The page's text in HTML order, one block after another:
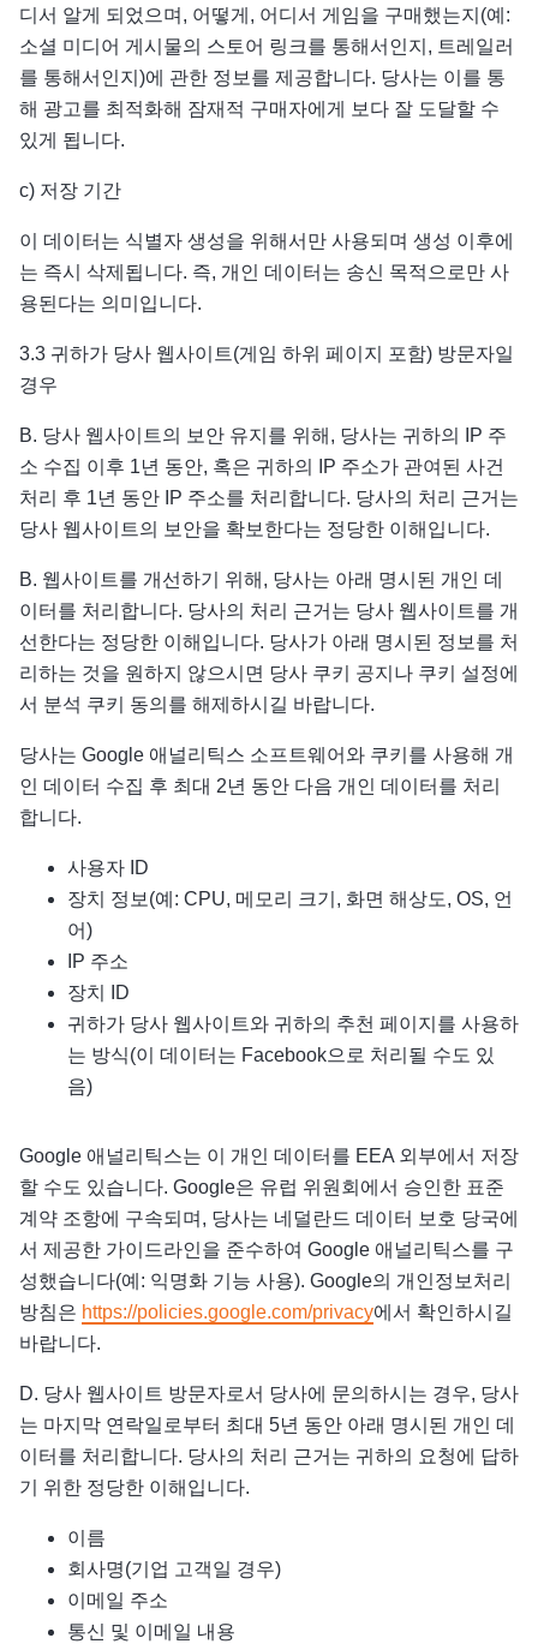
디서 알게 되었으며, 어떻게, 어디서 게임을 구매했는지(예:
소셜 미디어 게시물의 스토어 링크를 통해서인지, 트레일러
를 통해서인지)에 관한 정보를 제공합니다. 당사는 이를 통
해 광고를 최적화해 잠재적 구매자에게 보다 잘 도달할 수
있게 됩니다.
c) 저장 기간
이 데이터는 식별자 생성을 위해서만 사용되며 생성 이후에
는 즉시 삭제됩니다. 즉, 개인 데이터는 송신 목적으로만 사
용된다는 의미입니다.
3.3 귀하가 당사 웹사이트(게임 하위 페이지 포함) 방문자일
경우
B. 당사 웹사이트의 보안 유지를 위해, 당사는 귀하의 IP 주
소 수집 이후 1년 동안, 혹은 귀하의 IP 주소가 관여된 사건
처리 후 1년 동안 IP 주소를 처리합니다. 당사의 처리 근거는
당사 웹사이트의 보안을 확보한다는 정당한 이해입니다.
B. 웹사이트를 개선하기 위해, 당사는 아래 명시된 개인 데
이터를 처리합니다. 당사의 처리 근거는 당사 웹사이트를 개
선한다는 정당한 이해입니다. 당사가 아래 명시된 정보를 처
리하는 것을 원하지 않으시면 당사 쿠키 공지나 쿠키 설정에
서 분석 쿠키 동의를 해제하시길 바랍니다.
당사는 Google 애널리틱스 소프트웨어와 쿠키를 사용해 개
인 데이터 수집 후 최대 2년 동안 다음 개인 데이터를 처리
합니다.
사용자 ID
장치 정보(예: CPU, 메모리 크기, 화면 해상도, OS, 언
어)
IP 주소
장치 ID
귀하가 당사 웹사이트와 귀하의 추천 페이지를 사용하
는 방식(이 데이터는 Facebook으로 처리될 수도 있
음)
Google 애널리틱스는 이 개인 데이터를 EEA 외부에서 저장
할 수도 있습니다. Google은 유럽 위원회에서 승인한 표준
계약 조항에 구속되며, 당사는 네덜란드 데이터 보호 당국에
서 제공한 가이드라인을 준수하여 Google 애널리틱스를 구
성했습니다(예: 익명화 기능 사용). Google의 개인정보처리
방침은 https://policies.google.com/privacy에서 확인하시길
바랍니다.
D. 당사 웹사이트 방문자로서 당사에 문의하시는 경우, 당사
는 마지막 연락일로부터 최대 5년 동안 아래 명시된 개인 데
이터를 처리합니다. 당사의 처리 근거는 귀하의 요청에 답하
기 위한 정당한 이해입니다.
이름
회사명(기업 고객일 경우)
이메일 주소
통신 및 이메일 내용